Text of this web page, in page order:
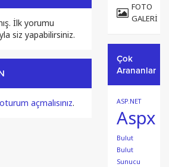
İlk yorumu
siz yapabilirsiniz.
oturum açmalısınız.
FOTO
GALERI
Çok
Arananlar
ASP.NET
Aspx
Bulut
Bulut
Sunucu